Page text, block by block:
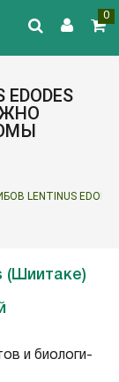
0
LENTINUS
(Шиитаке)
и биологи­